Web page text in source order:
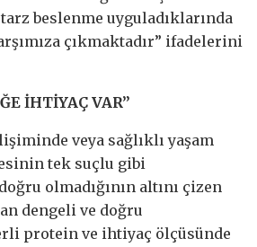
beslenme uyguladıklarında
çıkmaktadır” ifadelerini
İHTİYAÇ VAR”
veya sağlıklı yaşam
tek suçlu gibi
olmadığının altını çizen
dengeli ve doğru
protein ve ihtiyaç ölçüsünde